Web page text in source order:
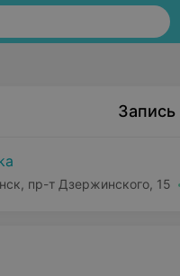
Запись
пр-т Дзержинского, 15